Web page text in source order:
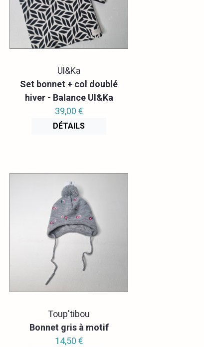
Ul&Ka
Set bonnet + col doublé
hiver - Balance Ul&Ka
39,00 €
DÉTAILS
Toup'tibou
Bonnet gris à motif
14,50 €